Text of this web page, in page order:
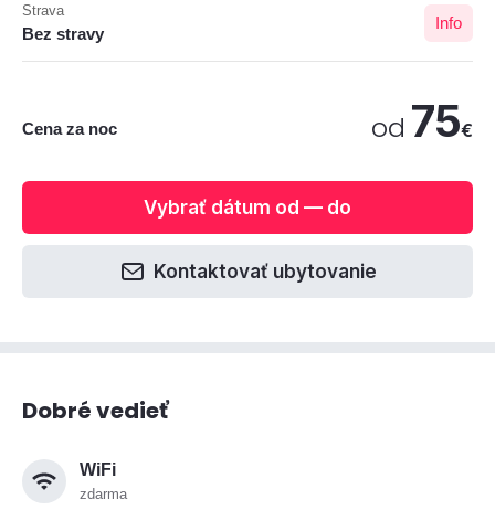
Strava
Bez stravy
Info
Cena za noc od 75€
Vybrať dátum od — do
Kontaktovať ubytovanie
Dobré vedieť
WiFi
zdarma